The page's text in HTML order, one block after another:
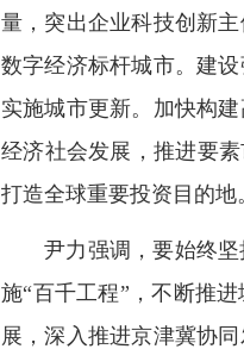
量，突出企业科技创新
数字经济标杆城市。建
实施城市更新。加快构
经济社会发展，推进要
打造全球重要投资目的地
尹力强调，要始终
施“百千工程”，不断推
展，深入推进京津冀协